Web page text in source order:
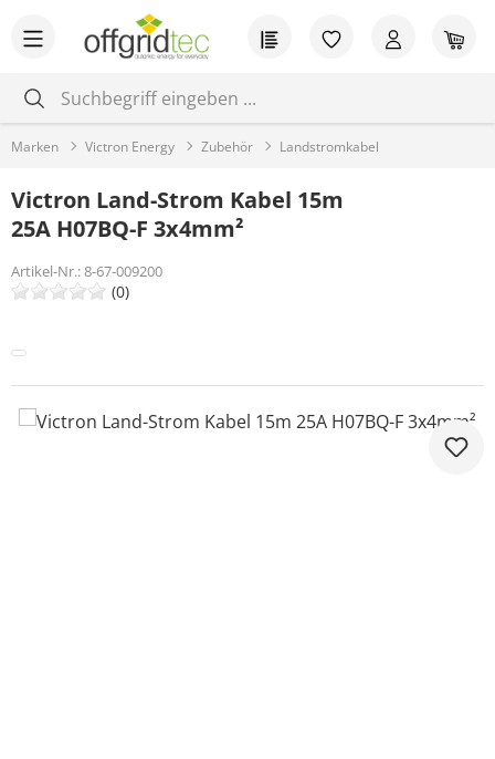
Zum Hauptinhalt springen Du hast 0
Marken Victron Energy Zubehör Landstromkabel
Victron Land-Strom Kabel 15m
25A H07BQ-F 3x4mm²
Artikel-Nr.:8-67-009200
(0)
Bildergalerie überspringen